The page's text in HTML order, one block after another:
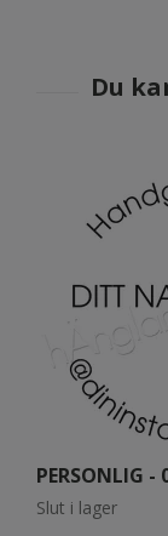
PERSONLIG
Slut i lager